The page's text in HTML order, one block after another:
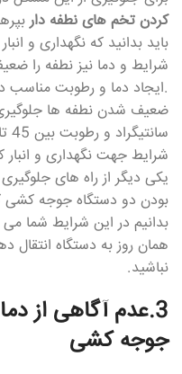
کردن تخم های نطفه دار
شرایط و دما نیز نطفه را
.ایجاد دما و رطوبت مناسب
شرایط جهت نگهداری و
یکی دیگر از راه های جلوگیری
بودن دو دستگاه جوجه
بدانیم در این شرایط شما می
همان روز به دستگاه انتقال
نباشید.
3.عدم آگاهی از
جوجه کشی